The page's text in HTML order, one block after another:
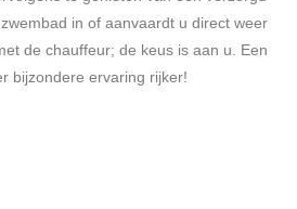
in of aanvaardt u direct weer
de chauffeur; de keus is aan u. Een
bijzondere ervaring rijker!